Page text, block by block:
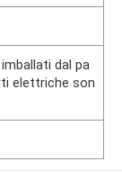
dal pa
elettriche son